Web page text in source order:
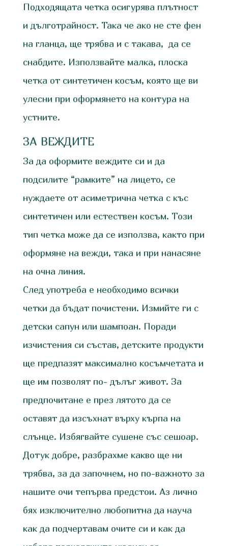
Подходящата четка осигурява плътност
и дълготрайност. Така че ако не сте фен
на гланца, ще трябва и с такава, да се
снабдите. Използвайте малка, плоска
четка от синтетичен косъм, която ще ви
улесни при оформянето на контура на
устните.
ЗА ВЕЖДИТЕ
За да оформите веждите си и да
подсилите “рамките” на лицето, се
нуждаете от асиметрична четка с къс
синтетичен или естествен косъм. Този
тип четка може да се използва, както при
оформяне на вежди, така и при нанасяне
на очна линия.
След употреба е необходимо всички
четки да бъдат почистени. Измийте ги с
детски сапун или шампоан. Поради
изчистения си състав, детските продукти
ще предпазят максимално косъмчетата и
ще им позволят по- дълъг живот. За
предпочитане е през лятото да се
оставят да изсъхнат върху кърпа на
слънце. Избягвайте сушене със сешоар.
Дотук добре, разбрахме какво ще ни
трябва, за да започнем, но по-важното за
нашите очи тепърва предстои. Аз лично
бях изключително любопитна да науча
как да подчертавам очите си и как да